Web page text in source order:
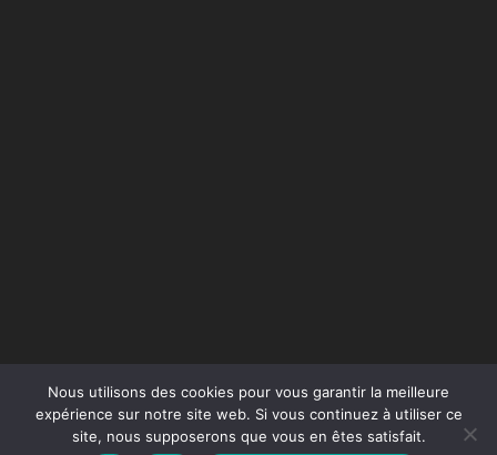
Nous utilisons des cookies pour vous garantir la meilleure
expérience sur notre site web. Si vous continuez à utiliser ce
site, nous supposerons que vous en êtes satisfait.